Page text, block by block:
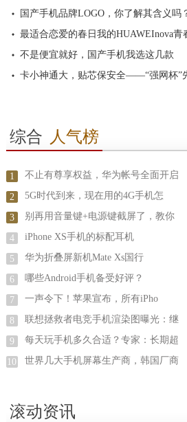
国产手机品牌LOGO，你了解其含义吗
最适合恋爱的春日我的HUAWEInova青
不是便宜就好，国产手机我选这几款
卡小神通大，贴芯保安全——“强网杯”
综合 人气榜
1 不止有尊享权益，华为帐号全面开启
2 5G时代到来，现在用的4G手机怎
3 别再用音量键+电源键截屏了，教你
4 iPhone XS手机的标配耳机
5 华为折叠屏新机Mate Xs国行
6 哪些Android手机备受好评？
7 一声令下！苹果宣布，所有iPho
8 联想拯救者电竞手机渲染图曝光：继
9 每天玩手机多久合适？专家：长期超
10 世界几大手机屏幕生产商，韩国厂商
滚动资讯